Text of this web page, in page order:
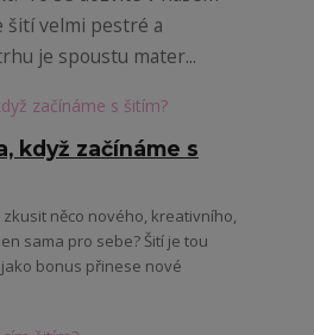
šití velmi pestré a
je spoustu mater...
když začínáme s
něco nového, kreativního,
sama pro sebe? Šití je tou
bonus přinese nové